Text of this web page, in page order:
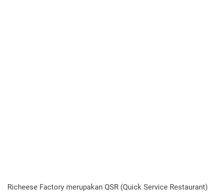
Richeese Factory merupakan QSR (Quick Service Restaurant)